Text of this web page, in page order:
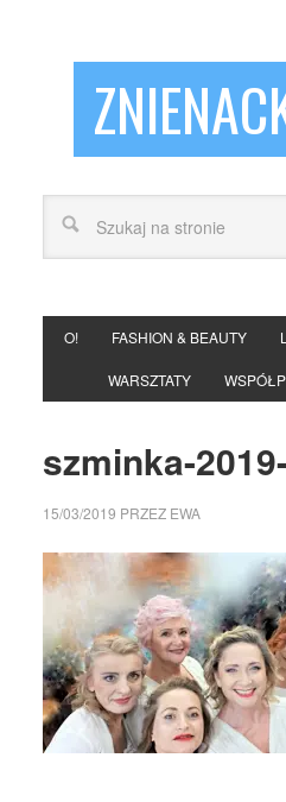
O! FASHION & BEAUTY
WARSZTATY
szminka-
15/03/2019 PRZEZ EWA